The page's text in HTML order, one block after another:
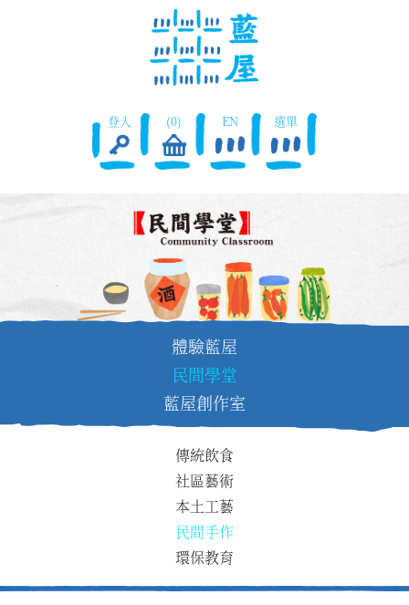
登入 (0) EN 選單
體驗藍屋
民間學堂
藍屋創作室
傳統飲食
社區藝術
本土工藝
民間手作
環保教育